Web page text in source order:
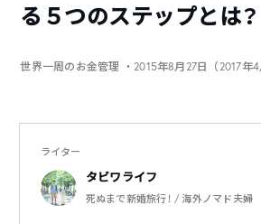
る５つのステップとは？
世界一周のお金管理 ・2015年8月27日（2017年4
ライター
タビワライフ
死ぬまで新婚旅行！ / 海外ノマド夫婦